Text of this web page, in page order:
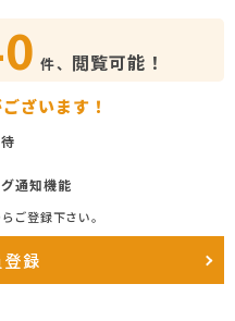
件、 閲覧可能！
ざいます！
通知機能
ご登録下さい。
録